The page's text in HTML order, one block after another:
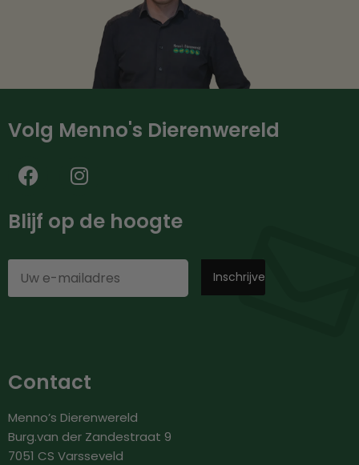
Volg Menno's Dierenwereld
Blijf op de hoogte
Contact
Menno’s Dierenwereld
Burg.van der Zandestraat 9
7051 CS Varsseveld